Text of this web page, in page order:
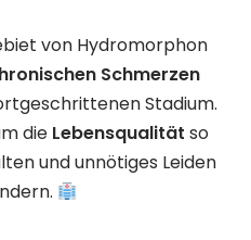
von Hydromorphon
Schmerzen
Stadium.
die Lebensqualität so
und unnötiges Leiden